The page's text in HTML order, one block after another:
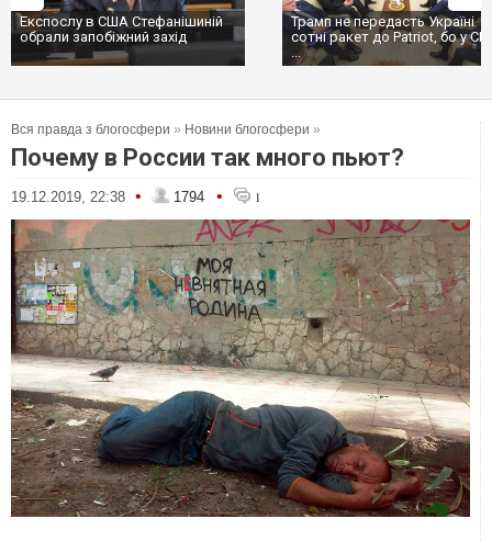
Трамп не передасть Україні
сотні ракет до Patriot, бо у США
Вибух у ресторані в Москві:
ціллю був головком ВКС
пр...
Вся правда з блогосфери » Новини блогосфери »
Почему в России так много пьют?
19.12.2019, 22:38 • 1794 • 1